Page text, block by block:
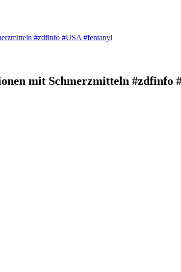
#zdfinfo #USA #fentanyl
mit Schmerzmitteln #zdfinfo